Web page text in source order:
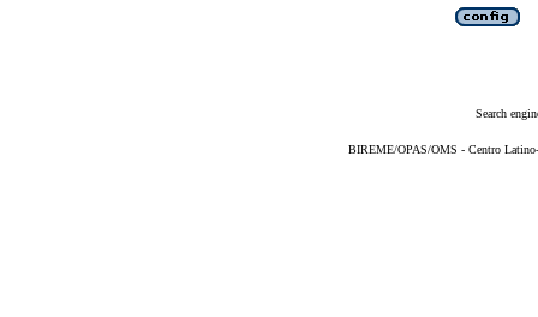
Search
BIREME/OPAS/OMS - Centro Latino-